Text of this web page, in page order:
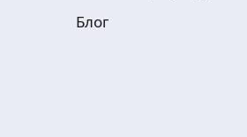
Блог